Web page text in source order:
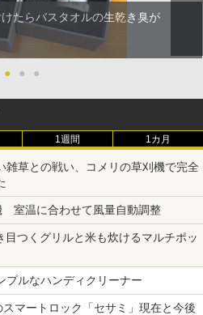
たらバスタオルの生乾き臭が
● ● ●
1週間 1カ月
雑草との戦い、コメリの草刈機で完全
室温に合わせて風量自動調整
つくグリルと米も炊けるマルチポッ
プルなハンディクリーナー
マートロック「セサミ」現在と今後